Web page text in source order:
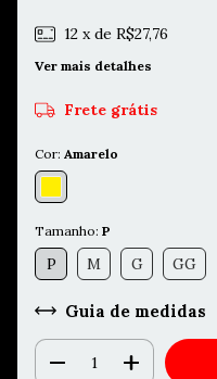
12 x de R$27,76
Ver mais detalhes
Frete grátis
Cor: Amarelo
Tamanho: P
P M G GG
Guia de medidas